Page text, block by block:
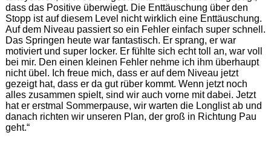
dass das Positive überwiegt. Die Enttäuschung über den
Stopp ist auf diesem Level nicht wirklich eine Enttäuschung.
Auf dem Niveau passiert so ein Fehler einfach super schnell.
Das Springen heute war fantastisch. Er sprang, er war
motiviert und super locker. Er fühlte sich echt toll an, war voll
bei mir. Den einen kleinen Fehler nehme ich ihm überhaupt
nicht übel. Ich freue mich, dass er auf dem Niveau jetzt
gezeigt hat, dass er da gut rüber kommt. Wenn jetzt noch
alles zusammen spielt, sind wir auch vorne mit dabei. Jetzt
hat er erstmal Sommerpause, wir warten die Longlist ab und
danach richten wir unseren Plan, der groß in Richtung Pau
geht.“